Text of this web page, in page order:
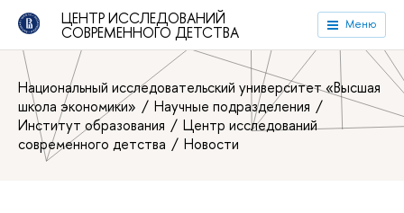
ЦЕНТР ИССЛЕДОВАНИЙ
СОВРЕМЕННОГО ДЕТСТВА Меню
Национальный исследовательский университет «Высшая
школа экономики»
Научные подразделения
Институт образования
Центр исследований
современного детства
Новости